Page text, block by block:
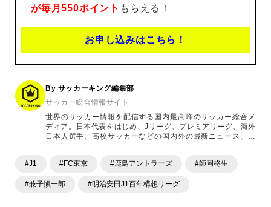
が毎月550ポイント もらえる！
お申し込みはこちら！
By サッカーキング編集部
サッカー総合情報サイト
世界のサッカー情報を配信する国内最高峰のサッカー総合メ
ディア。日本代表をはじめ、Jリーグ、プレミアリーグ、海外
日本人選手、高校サッカーなどの国内外の最新ニュース、コ
ます。「X」「Instagram」「YouTube」「TikTok」など、
#J1 #FC東京 #鹿島アントラーズ #師岡柊生
#兼子愼一郎 #明治安田J1百年構想リーグ